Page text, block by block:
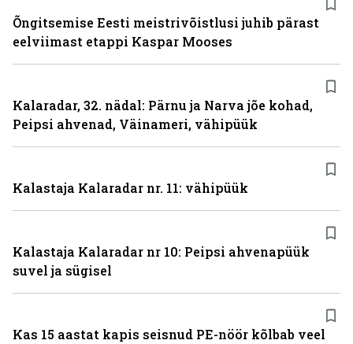
Õngitsemise Eesti meistrivõistlusi juhib pärast
eelviimast etappi Kaspar Mooses
Kalaradar, 32. nädal: Pärnu ja Narva jõe kohad,
Peipsi ahvenad, Väinameri, vähipüük
Kalastaja Kalaradar nr. 11: vähipüük
Kalastaja Kalaradar nr 10: Peipsi ahvenapüük
suvel ja sügisel
Kas 15 aastat kapis seisnud PE-nöör kõlbab veel